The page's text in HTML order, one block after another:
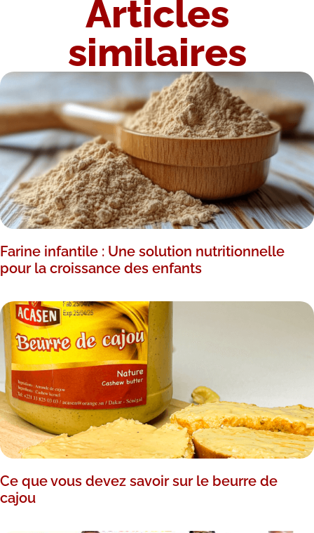
Articles
similaires
Farine infantile : Une solution nutritionnelle
pour la croissance des enfants
Ce que vous devez savoir sur le beurre de
cajou